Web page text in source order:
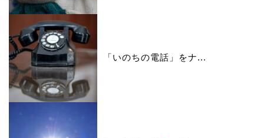
「いのちの電話」をナ...